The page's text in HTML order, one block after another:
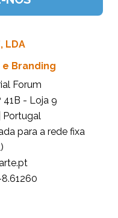
LDA
Branding
Forum
41B - Loja 9
Portugal
para a rede fixa